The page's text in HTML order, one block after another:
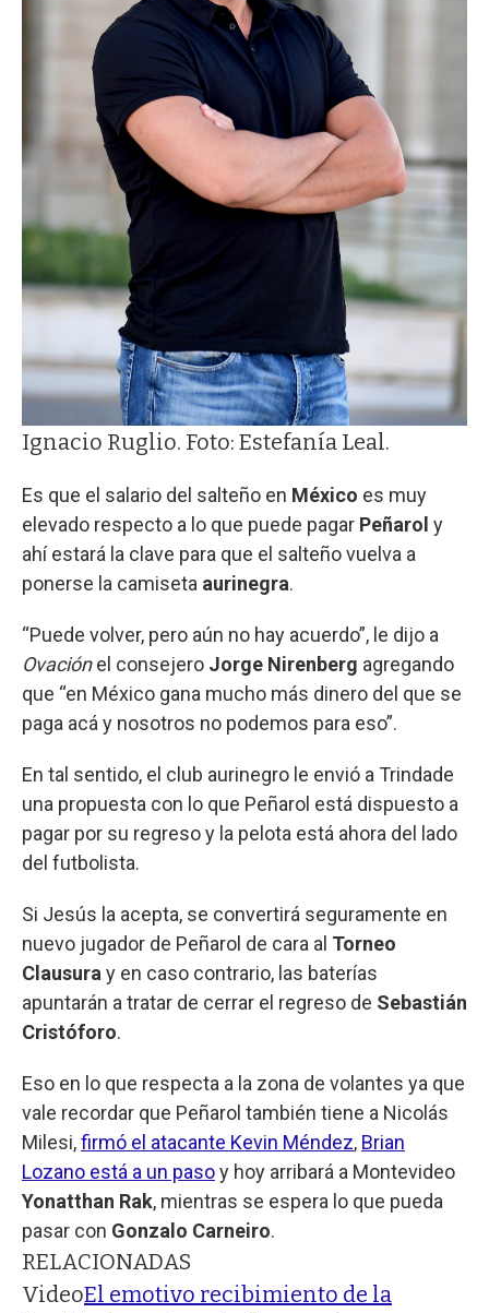
Ignacio Ruglio. Foto: Estefanía Leal.
Es que el salario del salteño en México es muy
elevado respecto a lo que puede pagar Peñarol y
ahí estará la clave para que el salteño vuelva a
ponerse la camiseta aurinegra.
“Puede volver, pero aún no hay acuerdo”, le dijo a
Ovaciónel consejero Jorge Nirenberg agregando
que “en México gana mucho más dinero del que se
paga acá y nosotros no podemos para eso”.
En tal sentido, el club aurinegro le envió a Trindade
una propuesta con lo que Peñarol está dispuesto a
pagar por su regreso y la pelota está ahora del lado
del futbolista.
Si Jesús la acepta, se convertirá seguramente en
nuevo jugador de Peñarol de cara al Torneo
Clausura y en caso contrario, las baterías
apuntarán a tratar de cerrar el regreso de Sebastián
Cristóforo.
Eso en lo que respecta a la zona de volantes ya que
vale recordar que Peñarol también tiene a Nicolás
Milesi,firmó el atacante Kevin Méndez, Brian
Lozano está a un pasoy hoy arribará a Montevideo
Yonatthan Rak, mientras se espera lo que pueda
pasar con Gonzalo Carneiro.
RELACIONADAS
VideoEl emotivo recibimiento de la